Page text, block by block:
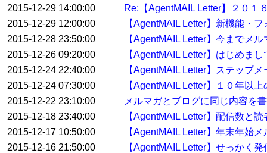
2015-12-29 14:00:00
Re:【AgentMAIL Letter】２０１
2015-12-29 12:00:00
【AgentMAIL Letter】新機能・
2015-12-28 23:50:00
【AgentMAIL Letter】今までメ
2015-12-26 09:20:00
【AgentMAIL Letter】はじめま
2015-12-24 22:40:00
【AgentMAIL Letter】ステップ
2015-12-24 07:30:00
【AgentMAIL Letter】１０年以
2015-12-22 23:10:00
メルマガとブログに同じ内容を
2015-12-18 23:40:00
【AgentMAIL Letter】配信数と
2015-12-17 10:50:00
【AgentMAIL Letter】年末年始
2015-12-16 21:50:00
【AgentMAIL Letter】せっかく